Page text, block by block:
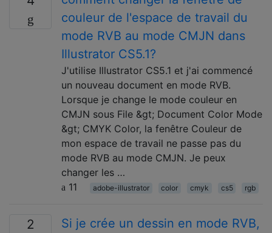
couleur de l'espace de travail du
mode RVB au mode CMJN dans
Illustrator CS5.1?
J'utilise Illustrator CS5.1 et j'ai commencé
un nouveau document en mode RVB.
Lorsque je change le mode couleur en
CMJN sous File &gt; Document Color Mode
&gt; CMYK Color, la fenêtre Couleur de
mon espace de travail ne passe pas du
mode RVB au mode CMJN. Je peux
changer les …
11
adobe-illustrator color cmyk cs5 rgb
2
Si je crée un dessin en mode RVB,